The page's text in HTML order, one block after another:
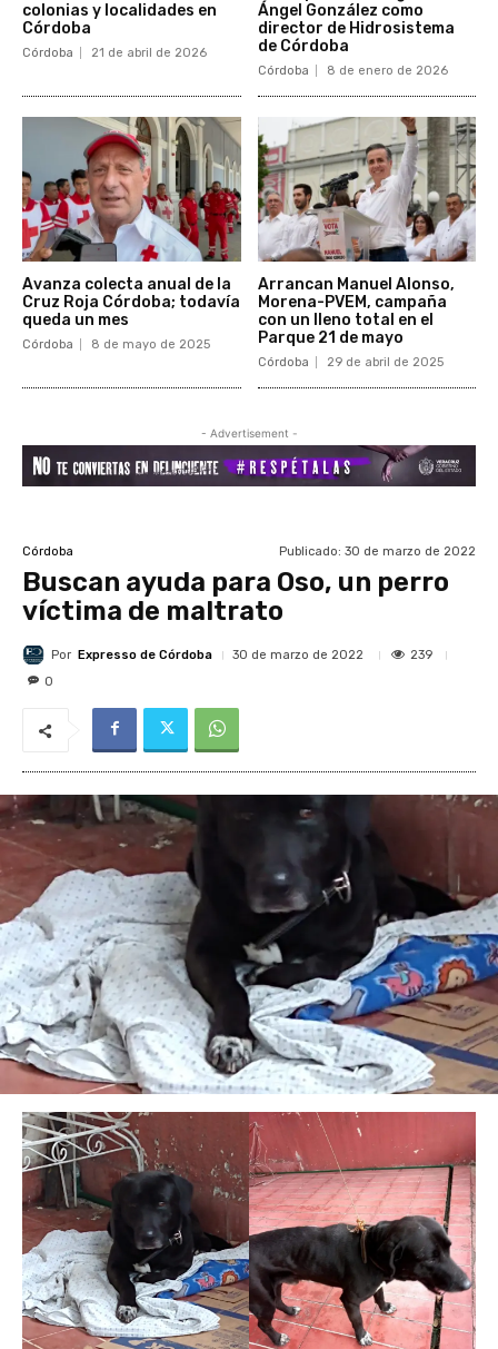
colonias y localidades en
Córdoba
Córdoba 21 de abril de 2026
Ángel González como
director de Hidrosistema
de Córdoba
Córdoba 8 de enero de 2026
Avanza colecta anual de la
Cruz Roja Córdoba; todavía
queda un mes
Córdoba 8 de mayo de 2025
Arrancan Manuel Alonso,
Morena-PVEM, campaña
con un lleno total en el
Parque 21 de mayo
Córdoba 29 de abril de 2025
- Advertisement -